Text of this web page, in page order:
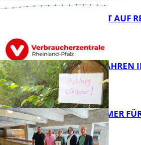
FB News
FB News
NEUES RECHT AUF
Panorama
GIFTIGE GEFAHREN
40 JAHRE IMMER
DA